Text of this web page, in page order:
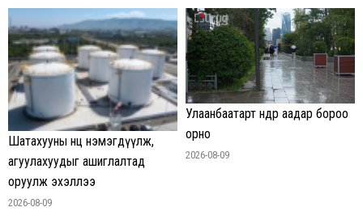
Шатахууны нөөц нэмэгдүүлж,
агуулахуудыг ашиглалтад
оруулж эхэллээ
2026-08-09
Улаанбаатарт өнөөдөр аадар бороо
орно
2026-08-09